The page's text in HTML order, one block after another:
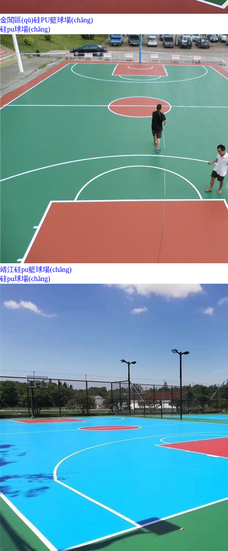
金閶區(qū)硅PU籃球場(chǎng)
硅pu球場(chǎng)
靖江硅pu籃球場(chǎng)
硅pu球場(chǎng)